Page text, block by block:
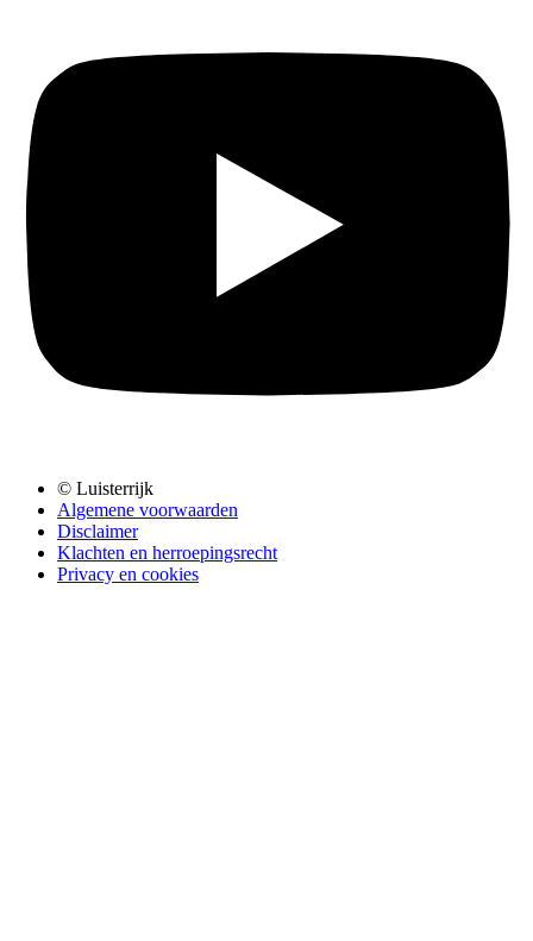
© Luisterrijk
Algemene voorwaarden
Disclaimer
Klachten en herroepingsrecht
Privacy en cookies